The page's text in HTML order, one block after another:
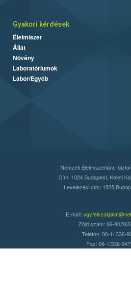
Gyakori kérdések
Élelmiszer
Állat
Növény
Laboratóriumok
Labor/Egyéb
Nemzeti Élelmiszerlánc-
Cím: 1024 Budapest, Keleti
Levelezési cím: 1525
E-mail:
Zöld szám: 06-80/
Telefon: 06-1/ 336-
Fax: 06-1/336-